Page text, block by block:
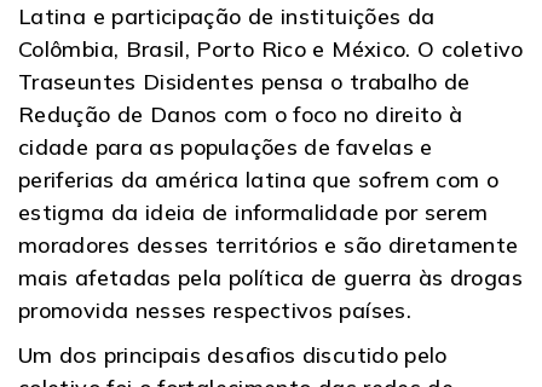
Latina e participação de instituições da
Colômbia, Brasil, Porto Rico e México. O coletivo
Traseuntes Disidentes pensa o trabalho de
Redução de Danos com o foco no direito à
cidade para as populações de favelas e
periferias da américa latina que sofrem com o
estigma da ideia de informalidade por serem
moradores desses territórios e são diretamente
mais afetadas pela política de guerra às drogas
promovida nesses respectivos países.
Um dos principais desafios discutido pelo